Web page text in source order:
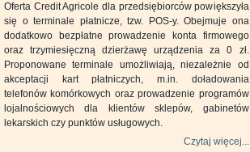
Oferta Credit Agricole dla przedsiębiorców powiększyła
się o terminale płatnicze, tzw. POS-y. Obejmuje ona
dodatkowo bezpłatne prowadzenie konta firmowego
oraz trzymiesięczną dzierżawę urządzenia za 0 zł.
Proponowane terminale umożliwiają, niezależnie od
akceptacji kart płatniczych, m.in. doładowania
telefonów komórkowych oraz prowadzenie programów
lojalnościowych dla klientów sklepów, gabinetów
lekarskich czy punktów usługowych.
Czytaj więcej...